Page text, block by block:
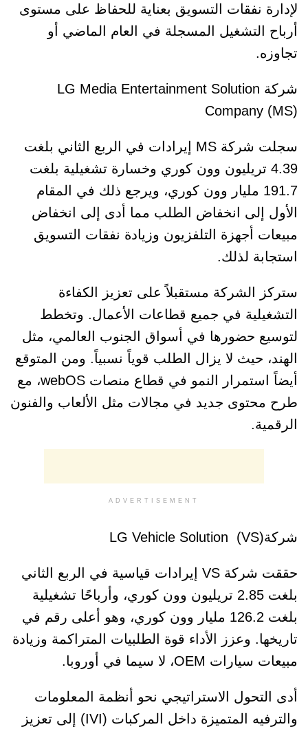
لإدارة نفقات التسويق بعناية للحفاظ على مستوى
أرباح التشغيل المسجلة في العام الماضي أو
تجاوزه.
شركة LG Media Entertainment Solution
Company (MS)
سجلت شركة MS إيرادات في الربع الثاني بلغت
4.39 تريليون وون كوري وخسارة تشغيلية بلغت
191.7 مليار وون كوري، ويرجع ذلك في المقام
الأول إلى انخفاض الطلب مما أدى إلى انخفاض
مبيعات أجهزة التلفزيون وزيادة نفقات التسويق
استجابة لذلك.
ستركز الشركة مستقبلاً على تعزيز الكفاءة
التشغيلية في جميع قطاعات الأعمال. وتخطط
لتوسيع حضورها في أسواق الجنوب العالمي، مثل
الهند، حيث لا يزال الطلب قوياً نسبياً. ومن المتوقع
أيضاً استمرار النمو في قطاع منصات webOS، مع
طرح محتوى جديد في مجالات مثل الألعاب والفنون
الرقمية.
ADVERTISEMENT
شركةLG Vehicle Solution (VS)
حققت شركة VS إيرادات قياسية في الربع الثاني
بلغت 2.85 تريليون وون كوري، وأرباحًا تشغيلية
بلغت 126.2 مليار وون كوري، وهو أعلى رقم في
تاريخها. وعزز الأداء قوة الطلبيات المتراكمة وزيادة
مبيعات سيارات OEM، لا سيما في أوروبا.
أدى التحول الاستراتيجي نحو أنظمة المعلومات
والترفيه المتميزة داخل المركبات (IVI) إلى تعزيز